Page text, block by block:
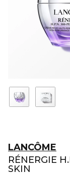
LANCÔME
RÉNERGIE
SKIN